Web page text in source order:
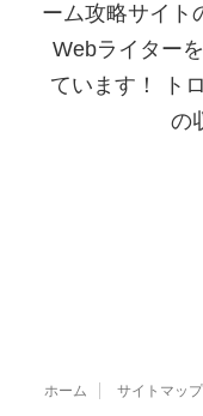
ーム攻略サイト
Webライター
ています！ ト
の
ホーム サイトマップ